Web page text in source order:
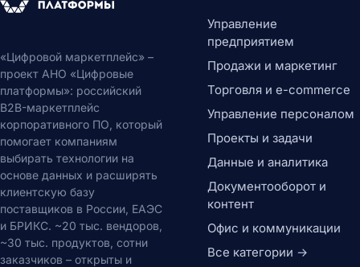
«Цифровой маркетплейс» –
проект АНО «Цифровые
платформы»: российский
B2B-маркетплейс
корпоративного ПО, который
помогает компаниям
выбирать технологии на
основе данных и расширять
клиентскую базу
поставщиков в России, ЕАЭС
и БРИКС. ~20 тыс. вендоров,
~30 тыс. продуктов, сотни
заказчиков – открыты и
Управление
предприятием
Продажи и маркетинг
Торговля и e-commerce
Управление персоналом
Проекты и задачи
Данные и аналитика
Документооборот и
контент
Офис и коммуникации
Все категории →